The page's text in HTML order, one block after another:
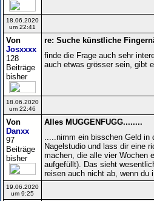
18.06.2020
um 22:41
Von
Josxxxx
128
Beiträge
bisher
re: Suche künstliche
finde die Frage auch sehr
auch etwas grösser sein, gibt
18.06.2020
um 22:46
Von
Danxx
97
Beiträge
bisher
Alles MUGGENFUGG........
.....nimm ein bisschen Geld
Nagelstudio und lass dir eine
machen, die alle vier Wochen
aufgefüllt). Das sieht
reisen auch nicht ab, wenn du
19.06.2020
um 9:25